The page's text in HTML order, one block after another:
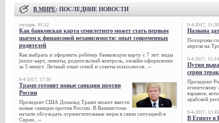
В МИРЕ: ПОСЛЕДНИЕ НОВОСТИ
сегодня, 01:52
Как банковская карта семилетнего может стать первым
шагом к финансовой независимости: опыт современных
родителей
Как выбрать и оформить ребёнку банковскую карту с 7 лет: виды
junior-карт, лимиты, родительский контроль, онлайн-оформление
за 5 минут. Личный опыт семей и советы психологов...»
9-4-2017, 17:30
Трамп готовит новые санкции против
России
Президент США Дональд Трамп может ввести
новые санкции против России. В Вашингтоне
начали обсуждать ограничительные меры в связи ситуацией в
Сирии...»
9-4-2017, 15:30
Названа
Похороны
апреля на
9-4-2017, 15:14
Путин
серии
Президент
египетскому
взрывов,
арабской
9-4-2017, 13:45
В Египте в